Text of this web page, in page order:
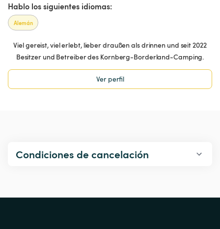
Hablo los siguientes idiomas:
Alemán
Viel gereist, viel erlebt, lieber draußen als drinnen und seit 2022
Besitzer und Betreiber des Kornberg-Borderland-Camping.
Ver perfil
Condiciones de cancelación